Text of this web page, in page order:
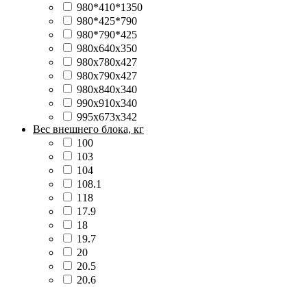
980*410*1350
980*425*790
980*790*425
980x640x350
980x780x427
980x790x427
980x840x340
990x910x340
995x673x342
Вес внешнего блока, кг
100
103
104
108.1
118
17.9
18
19.7
20
20.5
20.6